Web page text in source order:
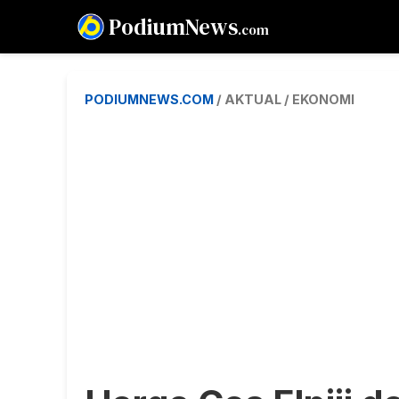
PodiumNews.com
PODIUMNEWS.COM / AKTUAL / EKONOMI